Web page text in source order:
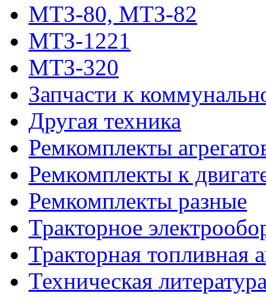
МТЗ-80, МТЗ-82
МТЗ-1221
МТЗ-320
Запчасти к
Другая техника
Ремкомплекты
Ремкомплекты к
Ремкомплекты разные
Тракторное
Тракторная топливная
Техническая